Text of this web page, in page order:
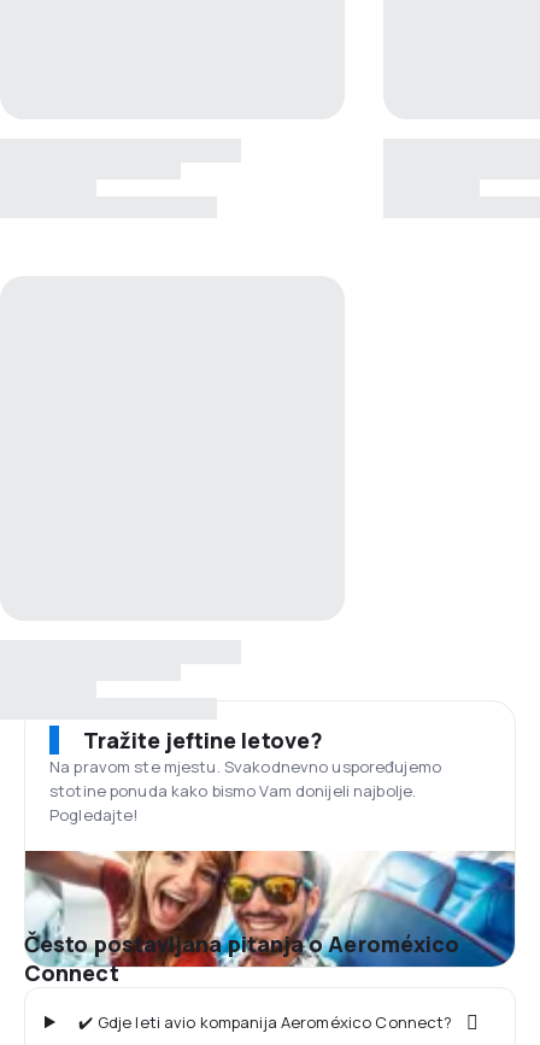
Tražite jeftine letove?
Na pravom ste mjestu. Svakodnevno uspoređujemo
stotine ponuda kako bismo Vam donijeli najbolje.
Pogledajte!
Često postavljana pitanja o Aeroméxico
Connect
✔️ Gdje leti avio kompanija Aeroméxico Connect?